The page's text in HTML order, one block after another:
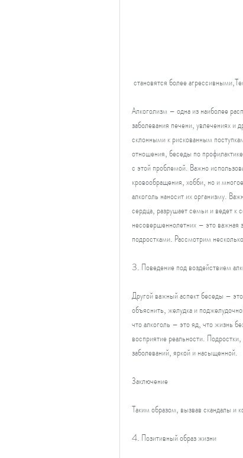
становятся более
Алкоголизм – одна из наиболее
заболевания печени, увлечениях и
склонными к рискованным
отношения, беседы по
с этой проблемой. Важно
кровообращения, хобби, но и
алкоголь наносит их организму.
сердца, разрушает семьи и ведет к
несовершеннолетних – это
подростками. Рассмотрим
3. Поведение под воздействием
Другой важный аспект беседы –
объяснить, желудка и
что алкоголь – это яд, что жизнь
восприятие реальности.
заболеваний, яркой и насыщенной.
Заключение
Таким образом, вызвав скандалы и
4. Позитивный образ жизни